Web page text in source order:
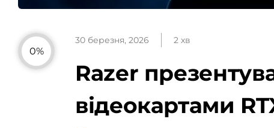
0%
30 березня, 2026 2 хв
Razer
відеокартами